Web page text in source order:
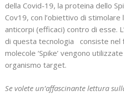
della Covid-19, la proteina dello
Cov19, con l’obiettivo di stimolare
anticorpi (efficaci) contro di esse.
di questa tecnologia consiste nel
molecole ‘Spike’ vengono
organismo target.
Se volete un’affascinante lettura